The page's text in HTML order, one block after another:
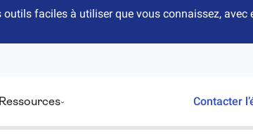
faciles à utiliser que vous connaissez,
Ressources Contacter